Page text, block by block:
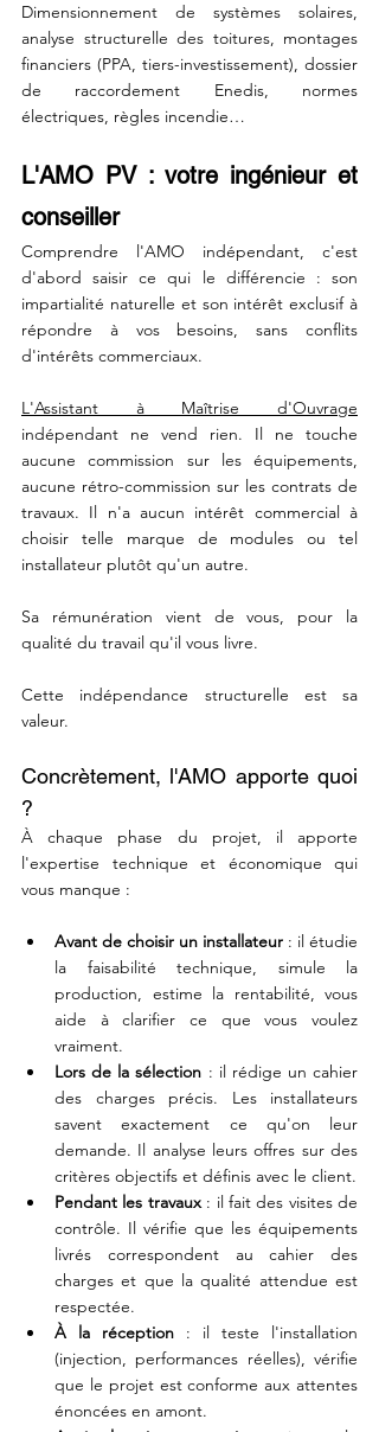
Dimensionnement de systèmes solaires,
analyse structurelle des toitures, montages
financiers (PPA, tiers-investissement), dossier
de raccordement Enedis, normes
électriques, règles incendie…
L'AMO PV : votre ingénieur et
conseiller
Comprendre l'AMO indépendant, c'est
d'abord saisir ce qui le différencie : son
impartialité naturelle et son intérêt exclusif à
répondre à vos besoins, sans conflits
d'intérêts commerciaux.
L'Assistant à Maîtrise d'Ouvrage
indépendant ne vend rien. Il ne touche
aucune commission sur les équipements,
aucune rétro-commission sur les contrats de
travaux. Il n'a aucun intérêt commercial à
choisir telle marque de modules ou tel
installateur plutôt qu'un autre.
Sa rémunération vient de vous, pour la
qualité du travail qu'il vous livre.
Cette indépendance structurelle est sa
valeur.
Concrètement, l'AMO apporte quoi
?
À chaque phase du projet, il apporte
l'expertise technique et économique qui
vous manque :
Avant de choisir un installateur : il étudie
la faisabilité technique, simule la
production, estime la rentabilité, vous
aide à clarifier ce que vous voulez
vraiment.
Lors de la sélection : il rédige un cahier
des charges précis. Les installateurs
savent exactement ce qu'on leur
demande. Il analyse leurs offres sur des
critères objectifs et définis avec le client.
Pendant les travaux : il fait des visites de
contrôle. Il vérifie que les équipements
livrés correspondent au cahier des
charges et que la qualité attendue est
respectée.
À la réception : il teste l'installation
(injection, performances réelles), vérifie
que le projet est conforme aux attentes
énoncées en amont.